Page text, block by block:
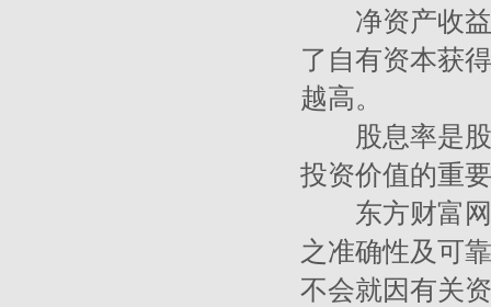
净资产收益
了自有资本获
越高。
股息率是股
投资价值的重
东方财富网
之准确性及可
不会就因有关